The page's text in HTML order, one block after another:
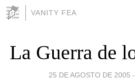
VANITY FEA
La Guerra de
25 DE AGOSTO DE 2005